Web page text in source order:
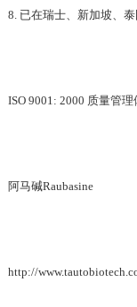
8. 已在瑞士、新加坡、
ISO 9001: 2000 质量管
阿马碱Raubasine
http://